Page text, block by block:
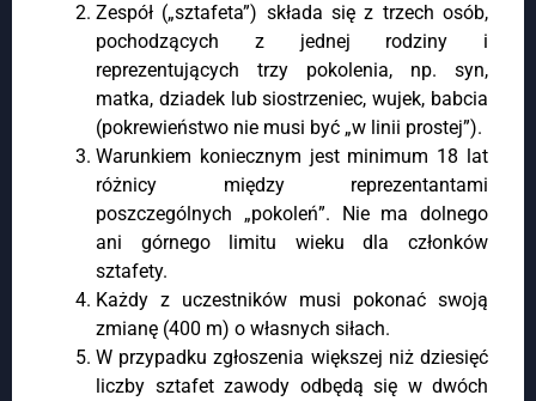
Zespół („sztafeta”) składa się z trzech osób,
pochodzących z jednej rodziny i
reprezentujących trzy pokolenia, np. syn,
matka, dziadek lub siostrzeniec, wujek, babcia
(pokrewieństwo nie musi być „w linii prostej”).
Warunkiem koniecznym jest minimum 18 lat
różnicy między reprezentantami
poszczególnych „pokoleń”. Nie ma dolnego
ani górnego limitu wieku dla członków
sztafety.
Każdy z uczestników musi pokonać swoją
zmianę (400 m) o własnych siłach.
W przypadku zgłoszenia większej niż dziesięć
liczby sztafet zawody odbędą się w dwóch